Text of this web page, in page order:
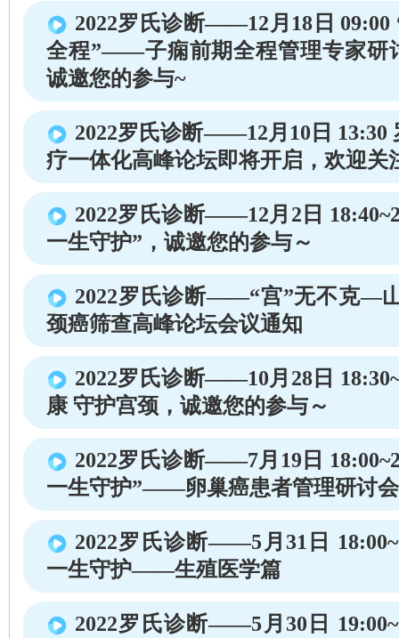
2022罗氏诊断——12月18日 09:00
全程”——子痫前期全程管理专家研
诚邀您的参与~
2022罗氏诊断——12月10日 13:30
疗一体化高峰论坛即将开启，欢迎关
2022罗氏诊断——12月2日
一生守护”，诚邀您的参与～
2022罗氏诊断——“宫”无不克—
颈癌筛查高峰论坛会议通知
2022罗氏诊断——10月28日
康 守护宫颈，诚邀您的参与～
2022罗氏诊断——7月19日
一生守护”——卵巢癌患者管理研讨
2022罗氏诊断——5月31日
一生守护——生殖医学篇
2022罗氏诊断——5月30日